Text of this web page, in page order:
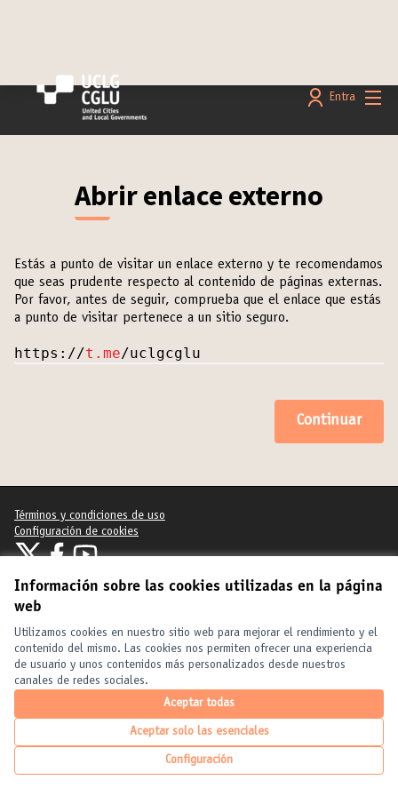
Información sobre las cookies utilizadas en la página
web
Utilizamos cookies en nuestro sitio web para mejorar el rendimiento y el
contenido del mismo. Las cookies nos permiten ofrecer una experiencia
de usuario y unos contenidos más personalizados desde nuestros
canales de redes sociales.
Aceptar todas
Aceptar solo las esenciales
Configuración
Entra
Abrir enlace externo
Estás a punto de visitar un enlace externo y te recomendamos
que seas prudente respecto al contenido de páginas externas.
Por favor, antes de seguir, comprueba que el enlace que estás
a punto de visitar pertenece a un sitio seguro.
https://t.me/uclgcglu
Continuar
Términos y condiciones de uso
Configuración de cookies
United Cities and Local Governments en X
United Cities and Local Governments en Facebook
United Cities and Local Governments en YouTube
Castellano
Elegir el idioma Choose languageChoisir la langue
(Enlace externo)
Web creada consoftware libre
Con licencia
(Enlace